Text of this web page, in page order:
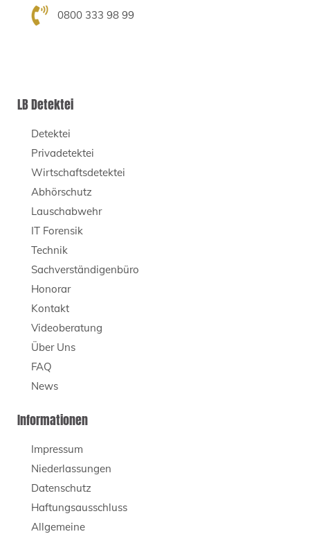
0800 333 98 99
LB Detektei
Detektei
Privadetektei
Wirtschaftsdetektei
Abhörschutz
Lauschabwehr
IT Forensik
Technik
Sachverständigenbüro
Honorar
Kontakt
Videoberatung
Über Uns
FAQ
News
Informationen
Impressum
Niederlassungen
Datenschutz
Haftungsausschluss
Allgemeine